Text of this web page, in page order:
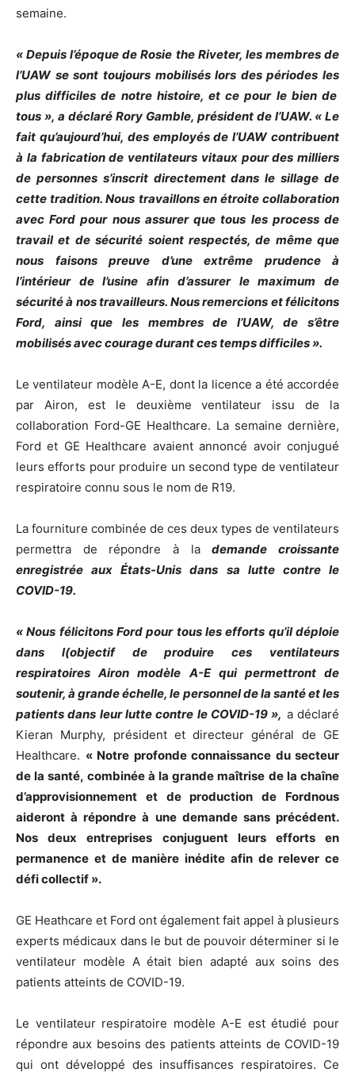
semaine.
« Depuis l’époque de Rosie the Riveter, les membres de
l’UAW se sont toujours mobilisés lors des périodes les
plus difficiles de notre histoire, et ce pour le bien de
tous », a déclaré Rory Gamble, président de l’UAW. « Le
fait qu’aujourd’hui, des employés de l’UAW contribuent
à la fabrication de ventilateurs vitaux pour des milliers
de personnes s’inscrit directement dans le sillage de
cette tradition. Nous travaillons en étroite collaboration
avec Ford pour nous assurer que tous les process de
travail et de sécurité soient respectés, de même que
nous faisons preuve d’une extrême prudence à
l’intérieur de l’usine afin d’assurer le maximum de
sécurité à nos travailleurs. Nous remercions et félicitons
Ford, ainsi que les membres de l’UAW, de s’être
mobilisés avec courage durant ces temps difficiles ».
Le ventilateur modèle A-E, dont la licence a été accordée
par Airon, est le deuxième ventilateur issu de la
collaboration Ford-GE Healthcare. La semaine dernière,
Ford et GE Healthcare avaient annoncé avoir conjugué
leurs efforts pour produire un second type de ventilateur
respiratoire connu sous le nom de R19.
La fourniture combinée de ces deux types de ventilateurs
permettra de répondre à lademande croissante
enregistrée aux États-Unis dans sa lutte contre le
COVID-19.
« Nous félicitons Ford pour tous les efforts qu’il déploie
dans l(objectif de produire ces ventilateurs
respiratoires Airon modèle A-E qui permettront de
soutenir, à grande échelle, le personnel de la santé et les
patients dans leur lutte contre le COVID-19 », a déclaré
Kieran Murphy, président et directeur général de GE
Healthcare. « Notre profonde connaissance du secteur
de la santé, combinée à la grande maîtrise de la chaîne
d’approvisionnement et de production de Fordnous
aideront à répondre à une demande sans précédent.
Nos deux entreprises conjuguent leurs efforts en
permanence et de manière inédite afin de relever ce
défi collectif ».
GE Heathcare et Ford ont également fait appel à plusieurs
experts médicaux dans le but de pouvoir déterminer si le
ventilateur modèle A était bien adapté aux soins des
patients atteints de COVID-19.
Le ventilateur respiratoire modèle A-E est étudié pour
répondre aux besoins des patients atteints de COVID-19
qui ont développé des insuffisances respiratoires. Ce